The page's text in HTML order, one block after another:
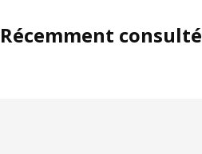
Récemment consulté